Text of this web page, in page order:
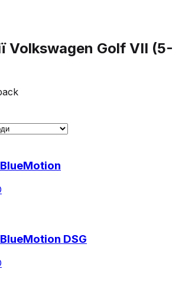
Volkswagen Golf VII (5-
BlueMotion
DSG